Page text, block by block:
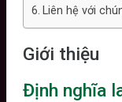
Liên hệ với
Giới thiệu
Định nghĩa